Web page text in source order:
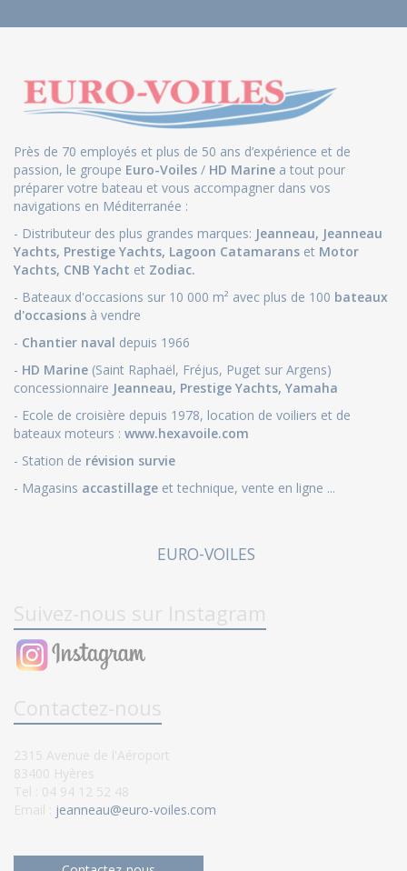
Près de 70 employés et plus de 50 ans d’expérience et de
passion, le groupe Euro-Voiles / HD Marine a tout pour
préparer votre bateau et vous accompagner dans vos
navigations en Méditerranée :
- Distributeur des plus grandes marques: Jeanneau, Jeanneau
Yachts, Prestige Yachts, Lagoon Catamarans et Motor
Yachts, CNB Yacht et Zodiac.
- Bateaux d'occasions sur 10 000 m² avec plus de 100 bateaux
d'occasions à vendre
- Chantier naval depuis 1966
- HD Marine (Saint Raphaël, Fréjus, Puget sur Argens)
concessionnaire Jeanneau, Prestige Yachts, Yamaha
- Ecole de croisière depuis 1978, location de voiliers et de
bateaux moteurs : www.hexavoile.com
- Station de révision survie
- Magasins accastillage et technique, vente en ligne ...
EURO-VOILES
Suivez-nous sur Instagram
Contactez-nous
2315 Avenue de l'Aéroport
83400 Hyères
Tel : 04 94 12 52 48
Email :
jeanneau@euro-voiles.com